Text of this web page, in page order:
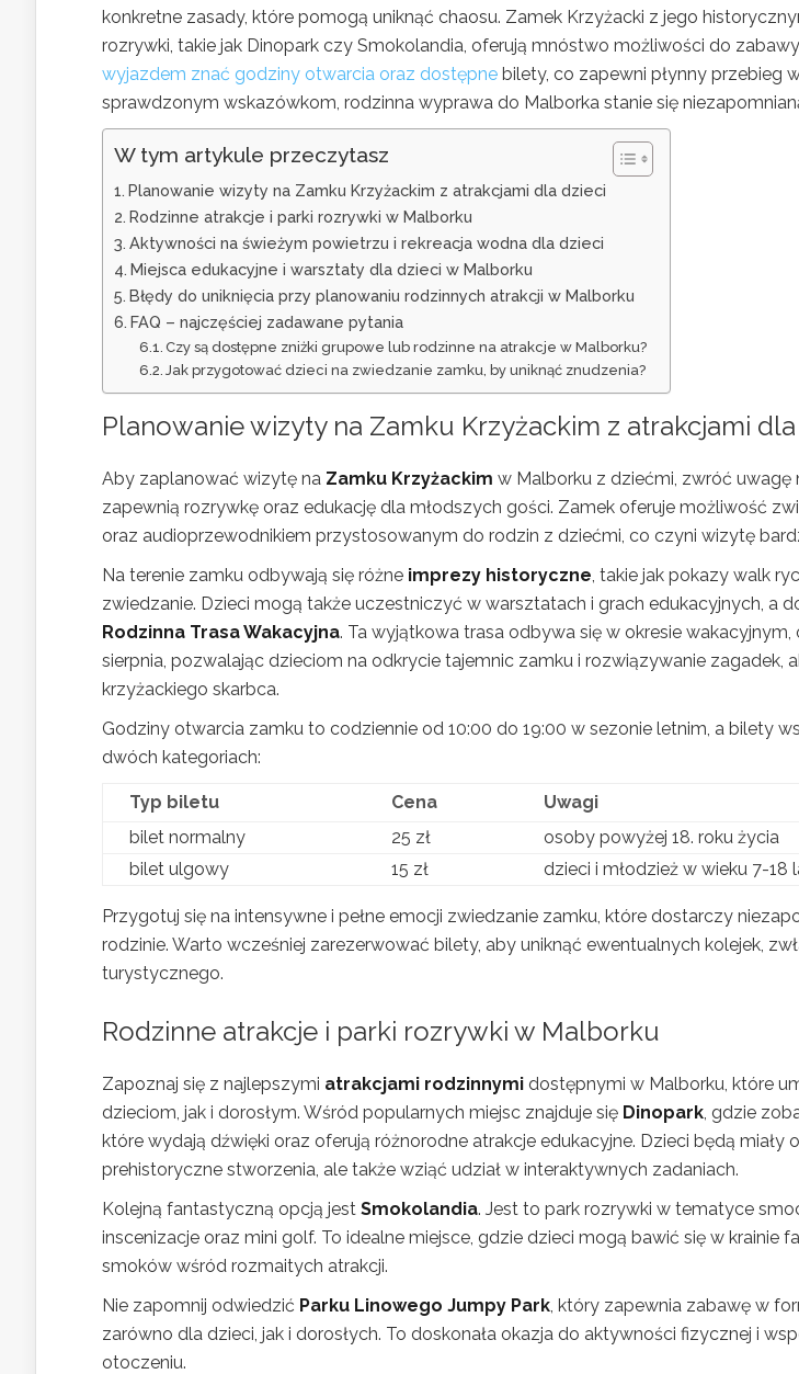
konkretne zasady, które pomogą uniknąć chaosu. Zamek Krzyżacki z jego
rozrywki, takie jak Dinopark czy Smokolandia, oferują mnóstwo możliwości do
wyjazdem znać godziny otwarcia oraz dostępne bilety, co zapewni płynny przebieg
sprawdzonym wskazówkom, rodzinna wyprawa do Malborka stanie się
W tym artykule przeczytasz
Planowanie wizyty na Zamku Krzyżackim z atrakcjami dla dzieci
Rodzinne atrakcje i parki rozrywki w Malborku
Aktywności na świeżym powietrzu i rekreacja wodna dla dzieci
Miejsca edukacyjne i warsztaty dla dzieci w Malborku
Błędy do uniknięcia przy planowaniu rodzinnych atrakcji w Malborku
FAQ – najczęściej zadawane pytania
Czy są dostępne zniżki grupowe lub rodzinne na atrakcje w Malborku?
Jak przygotować dzieci na zwiedzanie zamku, by uniknąć znudzenia?
Planowanie wizyty na Zamku Krzyżackim z atrakcjami
Aby zaplanować wizytę na Zamku Krzyżackim w Malborku z dziećmi, zwróć uwagę
zapewnią rozrywkę oraz edukację dla młodszych gości. Zamek oferuje możliwość
oraz audioprzewodnikiem przystosowanym do rodzin z dziećmi, co czyni wizytę
Na terenie zamku odbywają się różne imprezy historyczne , takie jak pokazy walk
zwiedzanie. Dzieci mogą także uczestniczyć w warsztatach i grach edukacyjnych, a
Rodzinna Trasa Wakacyjna. Ta wyjątkowa trasa odbywa się w okresie wakacyjnym,
sierpnia, pozwalając dzieciom na odkrycie tajemnic zamku i rozwiązywanie zagadek,
krzyżackiego skarbca.
Godziny otwarcia zamku to codziennie od 10:00 do 19:00 w sezonie letnim, a bilety
dwóch kategoriach:
Typ biletu Cena
Uwagi
bilet normalny
25 zł
osoby powyżej 18. roku życia
bilet ulgowy
15 zł dzieci i młodzież w wieku 7-18
Przygotuj się na intensywne i pełne emocji zwiedzanie zamku, które dostarczy
rodzinie. Warto wcześniej zarezerwować bilety, aby uniknąć ewentualnych kolejek,
turystycznego.
Rodzinne atrakcje i parki rozrywki w Malborku
Zapoznaj się z najlepszymi atrakcjami rodzinnymi dostępnymi w Malborku, które
dzieciom, jak i dorosłym. Wśród popularnych miejsc znajduje się Dinopark , gdzie
które wydają dźwięki oraz oferują różnorodne atrakcje edukacyjne. Dzieci będą
prehistoryczne stworzenia, ale także wziąć udział w interaktywnych zadaniach.
Kolejną fantastyczną opcją jest Smokolandia. Jest to park rozrywki w tematyce
inscenizacje oraz mini golf. To idealne miejsce, gdzie dzieci mogą bawić się w krainie
smoków wśród rozmaitych atrakcji.
Nie zapomnij odwiedzić Parku Linowego Jumpy Park , który zapewnia zabawę w
zarówno dla dzieci, jak i dorosłych. To doskonała okazja do aktywności fizycznej i
otoczeniu.